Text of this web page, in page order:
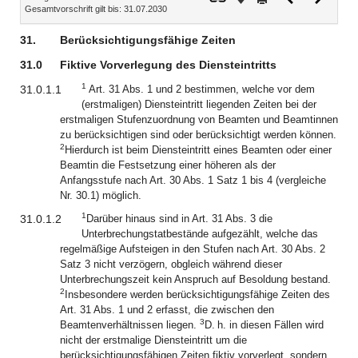
Gesamtvorschrift gilt bis: 31.07.2030
31.
Berücksichtigungsfähige Zeiten
31.0
Fiktive Vorverlegung des Diensteintritts
31.0.1.1
1 Art. 31 Abs. 1 und 2 bestimmen, welche vor dem
(erstmaligen) Diensteintritt liegenden Zeiten bei der
erstmaligen Stufenzuordnung von Beamten und Beamtinnen
zu berücksichtigen sind oder berücksichtigt werden können.
2 Hierdurch ist beim Diensteintritt eines Beamten oder einer
Beamtin die Festsetzung einer höheren als der
Anfangsstufe nach Art. 30 Abs. 1 Satz 1 bis 4 (vergleiche
Nr. 30.1) möglich.
31.0.1.2 1 Darüber hinaus sind in Art. 31 Abs. 3 die
Unterbrechungstatbestände aufgezählt, welche das
regelmäßige Aufsteigen in den Stufen nach Art. 30 Abs. 2
Satz 3 nicht verzögern, obgleich während dieser
Unterbrechungszeit kein Anspruch auf Besoldung bestand.
2 Insbesondere werden berücksichtigungsfähige Zeiten des
Art. 31 Abs. 1 und 2 erfasst, die zwischen den
Beamtenverhältnissen liegen. 3 D. h. in diesen Fällen wird
nicht der erstmalige Diensteintritt um die
berücksichtigungsfähigen Zeiten fiktiv vorverlegt, sondern